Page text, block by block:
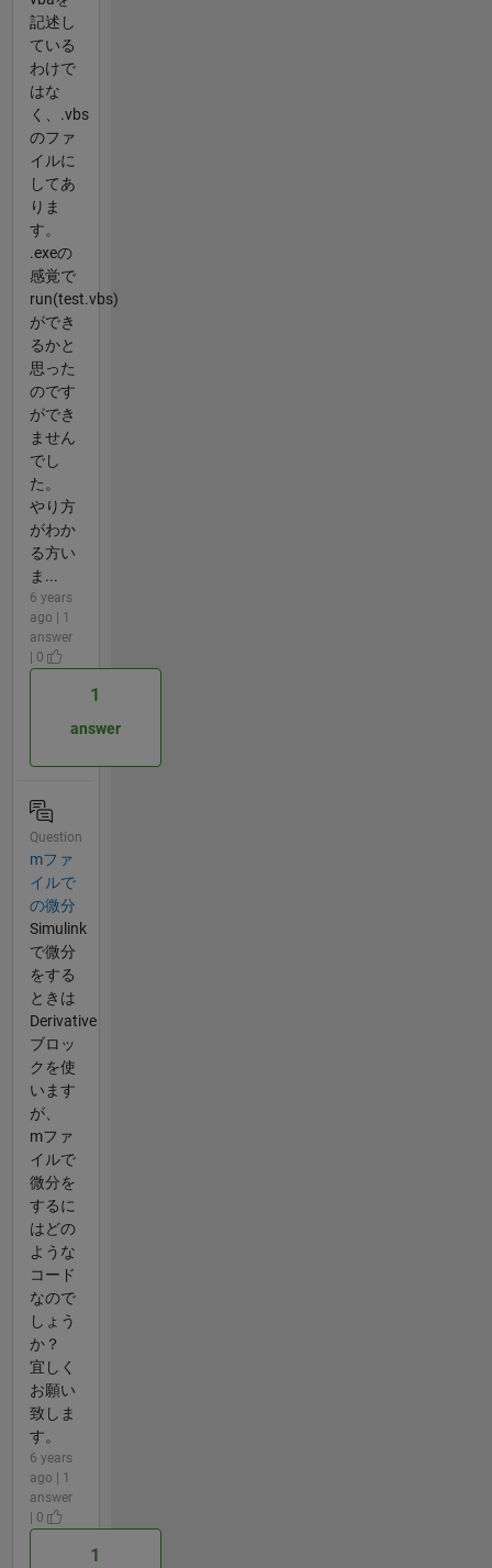
記述し
ている
わけで
はな
く、.vbs
のファ
イルに
してあ
りま
す。
.exeの
感覚で
run(test.vbs)
ができ
るかと
思った
のです
ができ
ません
でし
た。
やり方
がわか
る方い
ま...
6 years
ago | 1
answer
| 0
1
answer
Question
mファ
イルで
の微分
Simulink
で微分
をする
ときは
Derivative
ブロッ
クを使
います
が、
mファ
イルで
微分を
するに
はどの
ような
コード
なので
しょう
か？
宜しく
お願い
致しま
す。
6 years
ago | 1
answer
| 0
1